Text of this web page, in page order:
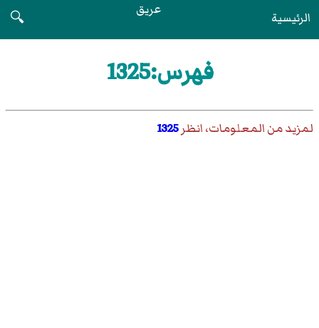
الرئيسية عريق
🔍
فهرس:1325
لمزيد من المعلومات، انظر1325